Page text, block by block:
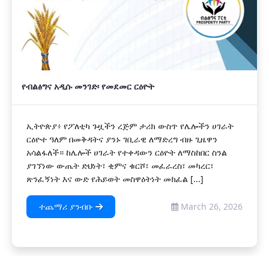
የብልፅግና አዲሱ መንገድ፡ የመደመር ርዕዮት
ኢትዮጵያ፥ የፖለቲካ ጉዟችን ረጅም ታሪክ ውስጥ የሌሎችን ሀገራት
ርዕዮተ ዓለም በመቅዳትና ያንኑ ገቢራዊ ለማድረግ ብዙ ጊዜዋን
አሳልፋለች። ከሌሎች ሀገራት የተቀዳውን ርዕዮት ለማስከበር ስንል
ያገኘነው ውጤት ድህነት፣ ቂምና ቁርሾ፣ መፈራረስ፣ መካረር፣
ጽንፈኝነት እና ውድ የሕይወት መስዋዕትነት መክፈል [...]
ተጨማሪ ያንብቡ March 26, 2026